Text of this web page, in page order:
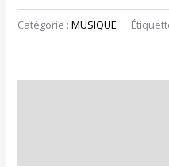
Catégorie :MUSIQUE